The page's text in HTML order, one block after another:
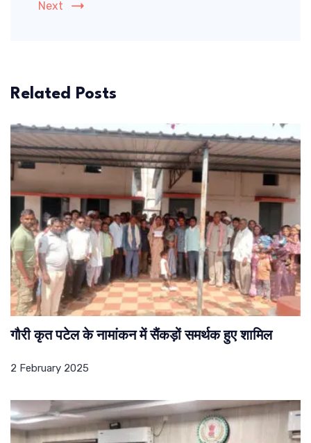
Next
Related Posts
गौरी कृत पटेल के नामांकन में सैंकड़ों समर्थक हुए शामिल
2 February 2025